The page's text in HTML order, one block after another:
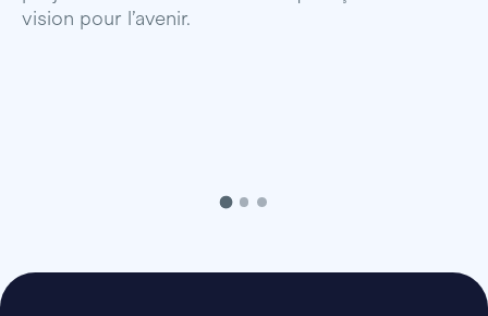
vision pour l’avenir.